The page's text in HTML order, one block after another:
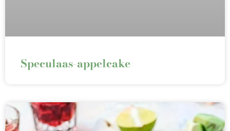
Speculaas-appelcake